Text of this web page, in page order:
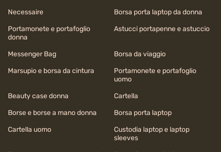
Necessaire
Borsa porta laptop da donna
Portamonete e portafoglio
donna
Astucci portapenne e astuccio
Messenger Bag
Borsa da viaggio
Marsupio e borsa da cintura
Portamonete e portafoglio
uomo
Beauty case donna
Cartella
Borse e borse a mano donna
Borsa porta laptop
Cartella uomo
Custodia laptop e laptop
sleeves